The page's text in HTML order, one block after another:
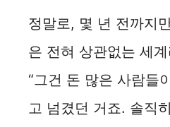
정말로, 몇 년 전까지
은 전혀 상관없는 세
“그건 돈 많은 사람들
고 넘겼던 거죠. 솔직